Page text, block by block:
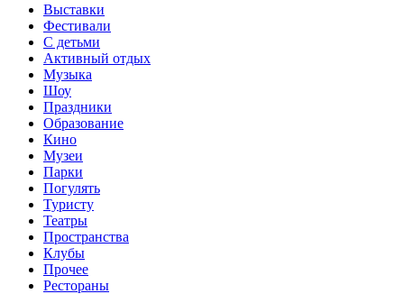
Выставки
Фестивали
С детьми
Активный отдых
Музыка
Шоу
Праздники
Образование
Кино
Музеи
Парки
Погулять
Туристу
Театры
Пространства
Клубы
Прочее
Рестораны